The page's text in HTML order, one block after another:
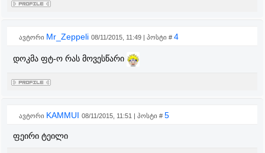
ავტორი Mr_Zeppeli 08/11/2015, 11:49 | პოსტი # 4
დოკმა ფტ-ო რას მოვესწარი
ავტორი KAMMUI 08/11/2015, 11:51 | პოსტი # 5
ფეირი ტეილი